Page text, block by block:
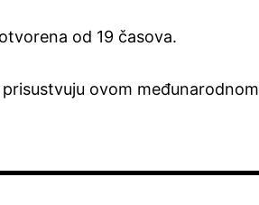
od 19 časova.
ovom međunarodnom